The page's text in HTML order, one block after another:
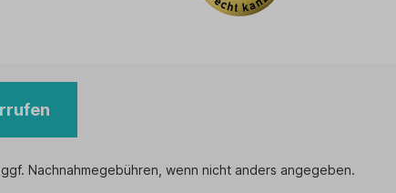
Nachnahmegebühren, wenn nicht anders angegeben.